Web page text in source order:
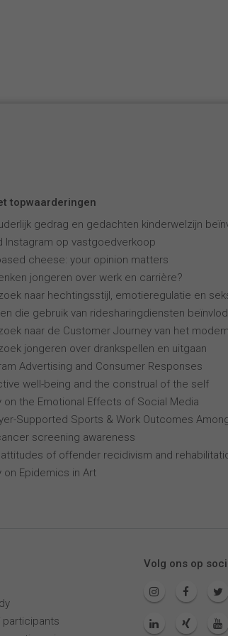
topwaarderingen
gedrag en gedachten kinderwelzijn
Instagram op vastgoedverkoop
cheese: your opinion matters
jongeren over werk en carrière?
naar hechtingsstijl, emotieregulatie en
die gebruik van ridesharingdiensten
naar de Customer Journey van het
jongeren over drankspellen en uitgaan
Advertising and Consumer Responses
well-being and the construal of the self
on the Emotional Effects of Social Media
Supported Sports & Work Outcomes
screening awareness
of offender recidivism and
on Epidemics in Art
Volg ons op